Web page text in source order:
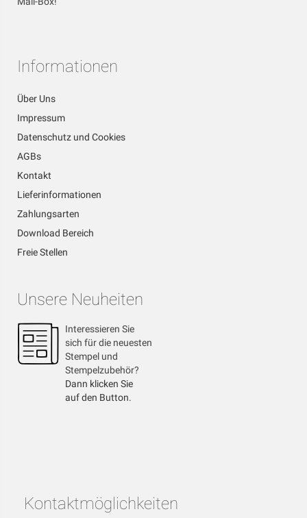
Informationen
Über Uns
Impressum
Datenschutz und Cookies
AGBs
Kontakt
Lieferinformationen
Zahlungsarten
Download Bereich
Freie Stellen
Unsere Neuheiten
Interessieren Sie
sich für die neuesten
Stempel und
Stempelzubehör?
Dann klicken Sie
auf den Button.
Kontaktmöglichkeiten